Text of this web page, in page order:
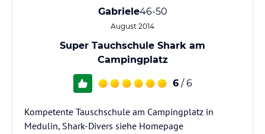
Gabriele46-50
August 2014
Super Tauchschule Shark am
Campingplatz
6 / 6
Kompetente Tauschschule am Campingplatz in
Medulin, Shark-Divers siehe Homepage